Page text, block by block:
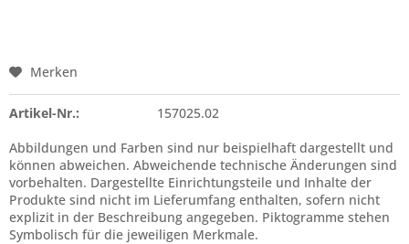
Merken
Artikel-Nr.:
157025.02
Abbildungen und Farben sind nur beispielhaft dargestellt und
können abweichen. Abweichende technische Änderungen sind
vorbehalten. Dargestellte Einrichtungsteile und Inhalte der
Produkte sind nicht im Lieferumfang enthalten, sofern nicht
explizit in der Beschreibung angegeben. Piktogramme stehen
Symbolisch für die jeweiligen Merkmale.